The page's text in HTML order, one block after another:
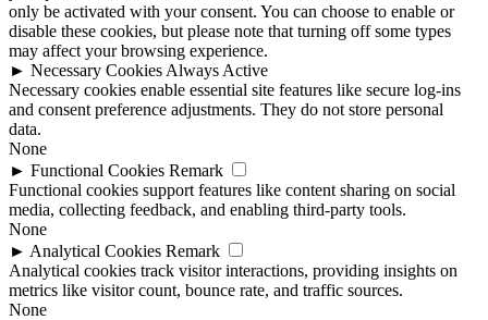
only be activated with your consent. You can choose to enable or
disable these cookies, but please note that turning off some types
may affect your browsing experience.
► Necessary Cookies Always Active
Necessary cookies enable essential site features like secure log-ins
and consent preference adjustments. They do not store personal
data.
None
► Functional Cookies Remark
Functional cookies support features like content sharing on social
media, collecting feedback, and enabling third-party tools.
None
► Analytical Cookies Remark
Analytical cookies track visitor interactions, providing insights on
metrics like visitor count, bounce rate, and traffic sources.
None